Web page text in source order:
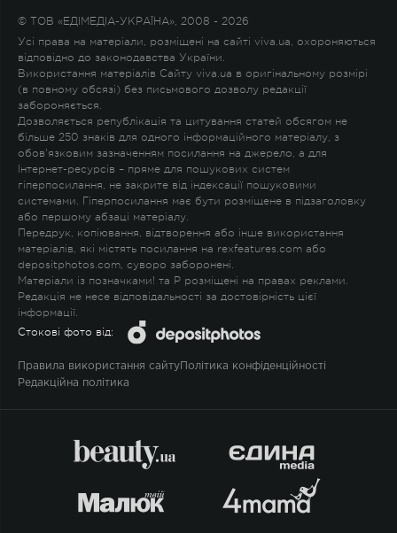
© ТОВ «ЕДІМЕДІА-УКРАЇНА», 2008 - 2026
Усі права на матеріали, розміщені на сайті viva.ua, охороняються
відповідно до законодавства України.
Використання матеріалів Сайту viva.ua в оригінальному розмірі
(в повному обсязі) без письмового дозволу редакції
забороняється.
Дозволяється републікація та цитування статей обсягом не
більше 250 знаків для одного інформаційного матеріалу, з
обов'язковим зазначенням посилання на джерело, а для
Інтернет-ресурсів – пряме для пошукових систем
гіперпосилання, не закрите від індексації пошуковими
системами. Гіперпосилання має бути розміщене в підзаголовку
або першому абзаці матеріалу.
Передрук, копіювання, відтворення або інше використання
матеріалів, які містять посилання на rexfeatures.com або
depositphotos.com, суворо заборонені.
Матеріали із позначками! та P розміщені на правах реклами.
Редакція не несе відповідальності за достовірність цієї
інформації.
Стокові фото від:
Правила використання сайту Політика конфіденційності
Редакційна політика